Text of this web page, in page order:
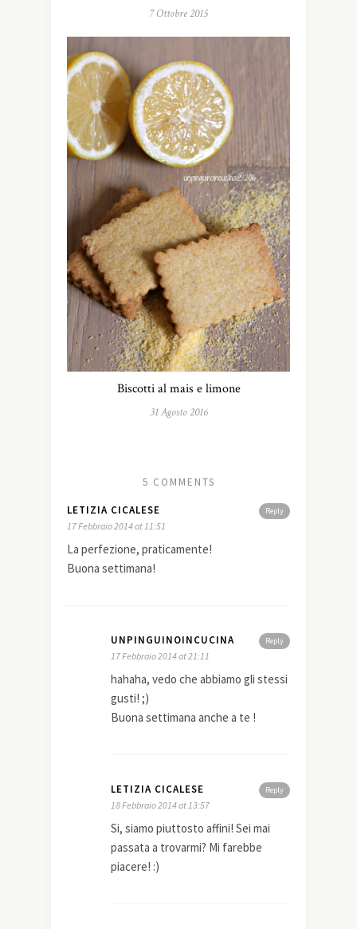
7 Ottobre 2015
Biscotti al mais e limone
31 Agosto 2016
5 COMMENTS
Reply
LETIZIA CICALESE
17 Febbraio 2014 at 11:51
La perfezione, praticamente!
Buona settimana!
Reply
UNPINGUINOINCUCINA
17 Febbraio 2014 at 21:11
hahaha, vedo che abbiamo gli stessi
gusti! ;)
Buona settimana anche a te !
Reply
LETIZIA CICALESE
18 Febbraio 2014 at 13:57
Si, siamo piuttosto affini! Sei mai
passata a trovarmi? Mi farebbe
piacere! :)